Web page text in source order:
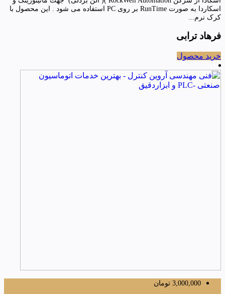
اسکاردا به صورت RunTime بر روی PC استفاده می شود . این محصول با
کرک نرم...
فرهاد ترابی
خرید محصول
3,000,000 تومان